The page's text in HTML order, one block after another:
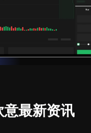
意最新资讯